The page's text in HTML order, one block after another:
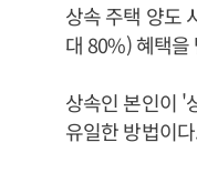
상속 주택 양도
대 80%) 혜택을
상속인 본인이 '
유일한 방법이